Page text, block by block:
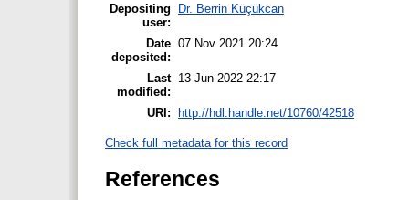
Depositing
user:
Dr. Berrin Küçükcan
Date
deposited:
07 Nov 2021 20:24
Last
modified:
13 Jun 2022 22:17
URI: http://hdl.handle.net/10760/42518
Check full metadata for this record
References